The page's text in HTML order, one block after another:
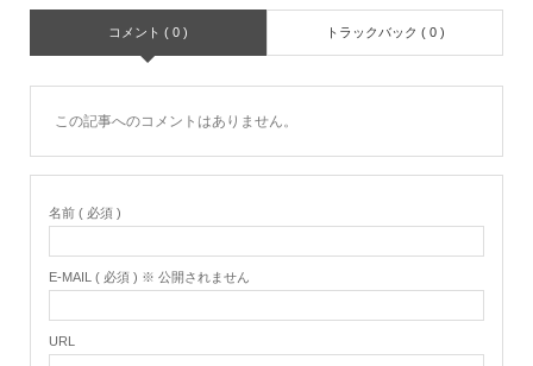
コメント ( 0 ) トラックバック ( 0 )
この記事へのコメントはありません。
名前 ( 必須 )
E-MAIL ( 必須 ) ※ 公開されません
URL